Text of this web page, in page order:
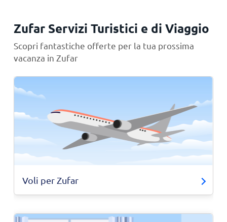
Zufar Servizi Turistici e di Viaggio
Scopri fantastiche offerte per la tua prossima
vacanza in Zufar
Voli per Zufar